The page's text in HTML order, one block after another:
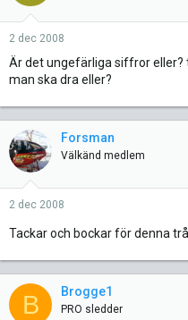
2 dec 2008
Är det ungefärliga siffror eller?
man ska dra eller?
Forsman
Välkänd medlem
2 dec 2008
Tackar och bockar för denna
B Brogge1
PRO sledder